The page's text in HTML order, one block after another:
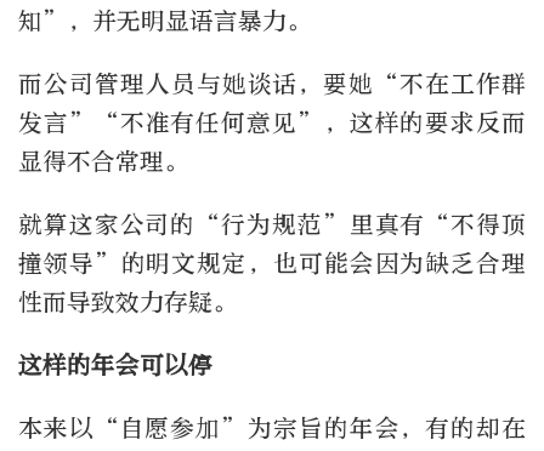
知”，并无明显语言暴力。
而公司管理人员与她谈话，要她“不在工作群
发言”“不准有任何意见”，这样的要求反而
显得不合常理。
就算这家公司的“行为规范”里真有“不得顶
撞领导”的明文规定，也可能会因为缺乏合理
性而导致效力存疑。
这样的年会可以停
本来以“自愿参加”为宗旨的年会，有的却在